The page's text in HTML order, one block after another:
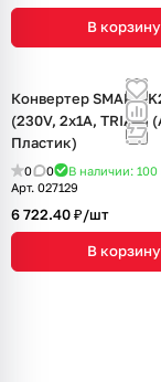
В корзину
Конвертер SMART-
(230V, 2x1A, TRIAC)
Пластик)
0 0 В наличии: 100
Арт. 027129
6 722.40 ₽/шт
В корзину